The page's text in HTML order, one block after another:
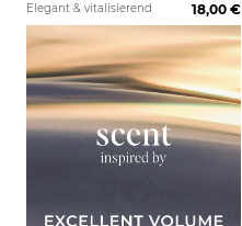
Elegant & vitalisierend
18,00 €